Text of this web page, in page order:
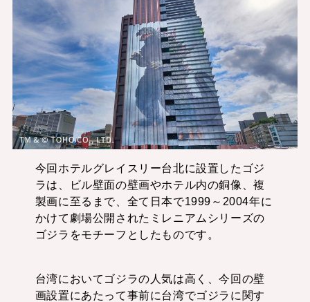
今回ホテルグレイスリー台北に設置したゴジ
ラは、ビル壁面の壁画やホテル内の銅像、複
製画に至るまで、全て日本で1999～2004年に
かけて劇場公開されたミレニアムシリーズの
ゴジラをモチーフとしたものです。
台湾においてゴジラの人気は高く、今回の壁
画設置にあたって事前に台湾でゴジラに関す